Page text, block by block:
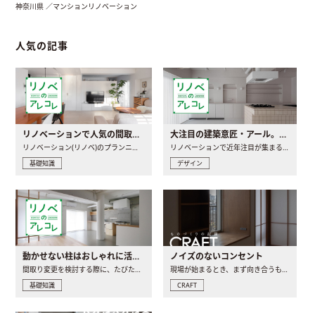
神奈川県 ／マンションリノベーション
人気の記事
リノベーションで人気の間取りとは？トレンドの間取りと実例を徹底解説
リノベーション(リノベ)のプランニングで一番最初に決めるのは..
基礎知識
大注目の建築意匠・アール。人気の理由と空間に取り入れるポイント
リノベーションで近年注目が集まる建築意匠の一つであるアール..
デザイン
動かせない柱はおしゃれに活用！柱を魅せるリノベーション(リノベ)4選
間取り変更を検討する際に、たびたび皆さんの頭を悩ませる動か..
基礎知識
ノイズのないコンセント
現場が始まるとき、まず向き合うものの一つがコンセントです..
CRAFT